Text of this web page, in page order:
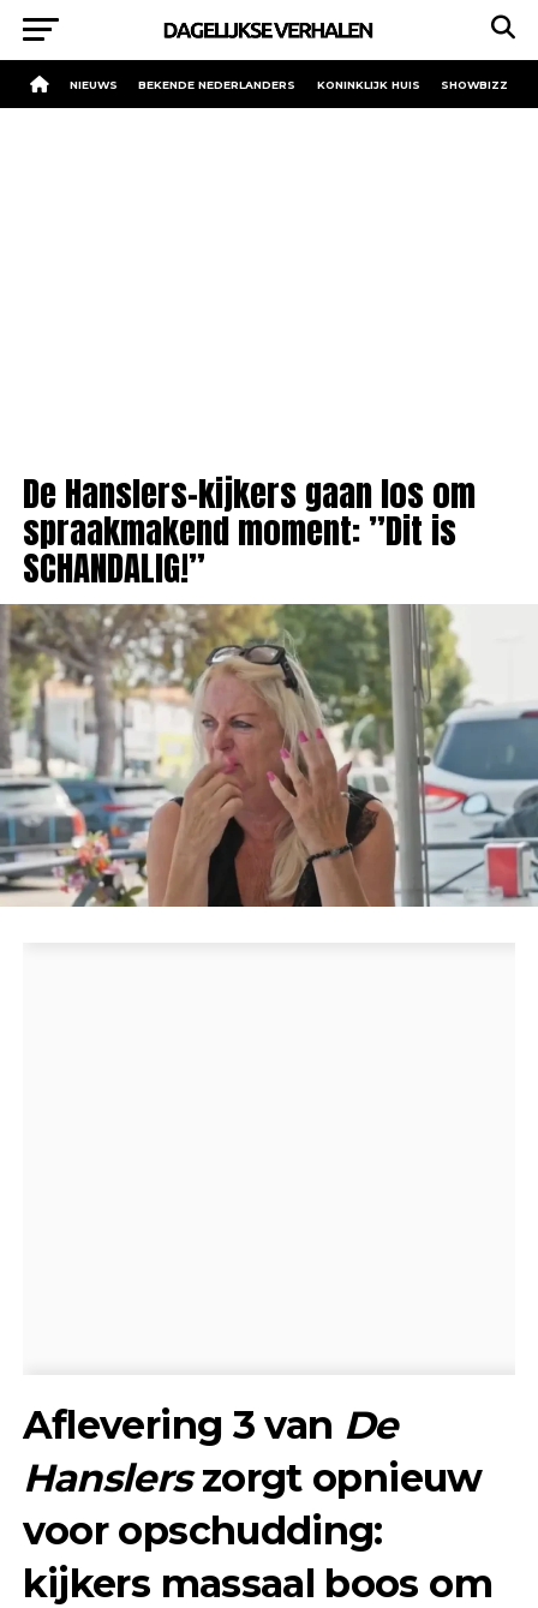
NIEUWS BEKENDE NEDERLANDERS KONINKLIJK HUIS SHOWBIZZ
De Hanslers-kijkers gaan los om
spraakmakend moment: ”Dit is
SCHANDALIG!”
Aflevering 3 van De
Hanslerszorgt opnieuw
voor opschudding:
kijkers massaal boos om